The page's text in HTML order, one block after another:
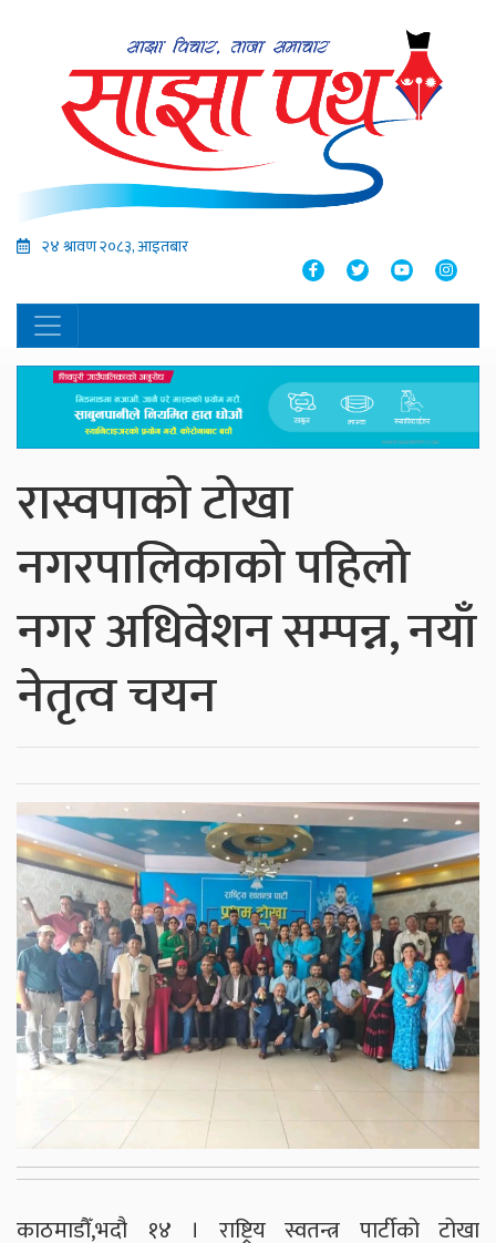
२४ श्रावण २०८३, आइतबार
रास्वपाको टोखा
नगरपालिकाको पहिलो
नगर अधिवेशन सम्पन्न, नयाँ
नेतृत्व चयन
काठमाडौँ,भदौ १४ । राष्ट्रिय स्वतन्त्र पार्टीको टोखा